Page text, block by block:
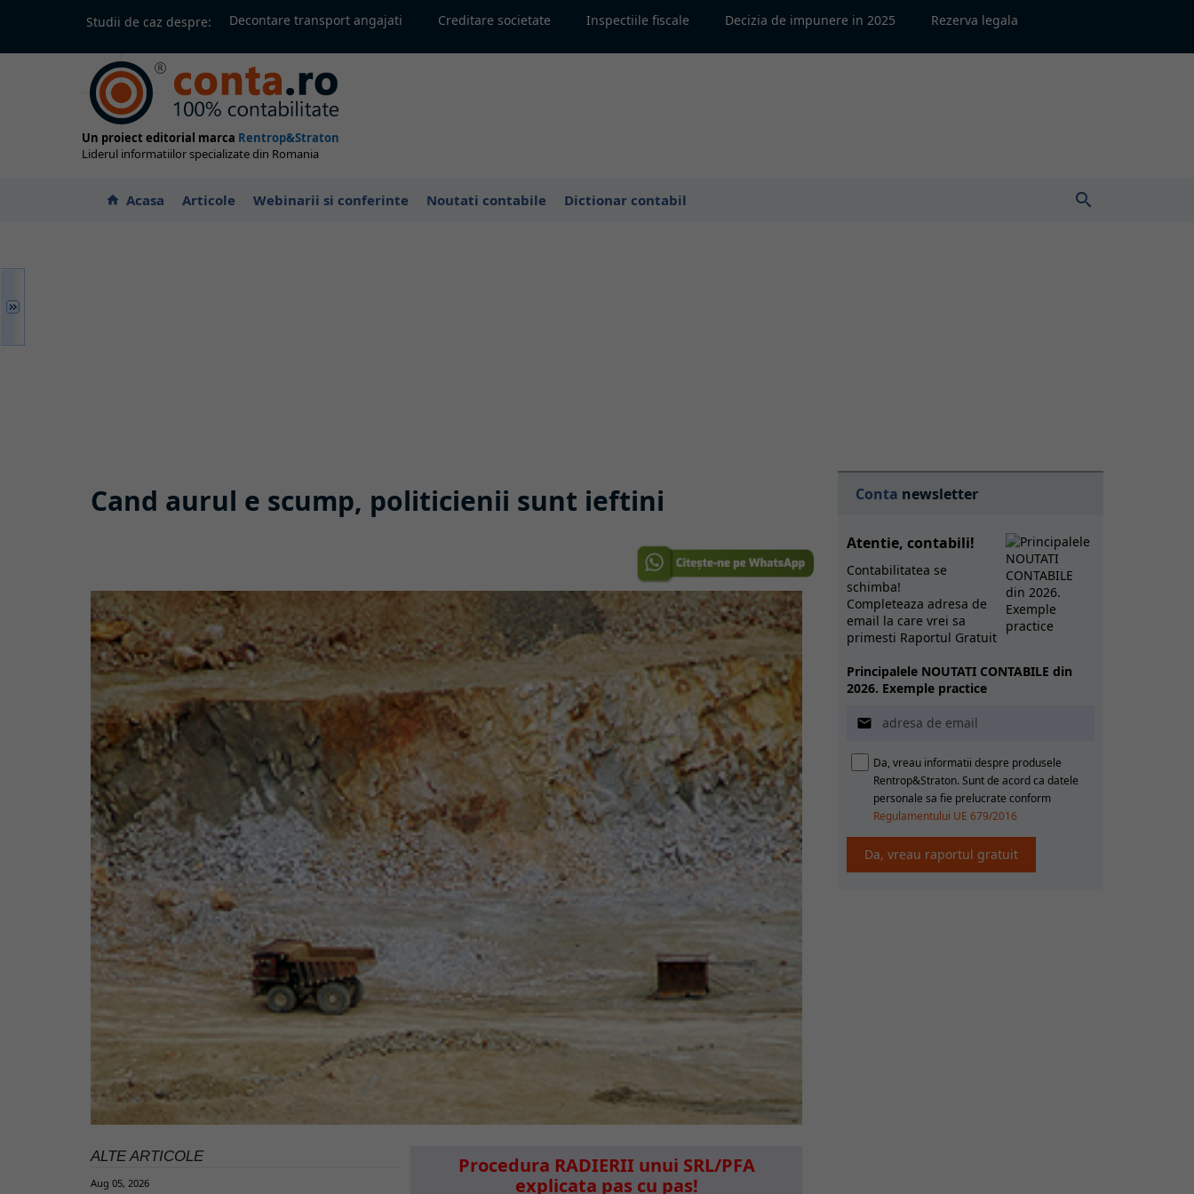
Studii de caz despre: Decontare transport angajati Creditare societate Inspectiile fiscale Decizia de impunere in 2025 Rezerva legala
Un proiect editorial marca Rentrop&Straton
Liderul informatiilor specializate din Romania
home Acasa Articole Webinarii si conferinte Noutati contabile Dictionar contabil search
Cand aurul e scump, politicienii sunt ieftini
ALTE ARTICOLE
Aug 05, 2026
Procedura RADIERII unui SRL/PFA
explicata pas cu pas!
Conta newsletter
Atentie, contabili!
Contabilitatea se
schimba!
Completeaza adresa de
email la care vrei sa
primesti Raportul Gratuit
Principalele NOUTATI CONTABILE din
2026. Exemple practice

Da, vreau informatii despre produsele
Rentrop&Straton. Sunt de acord ca datele
personale sa fie prelucrate conform
Regulamentului UE 679/2016